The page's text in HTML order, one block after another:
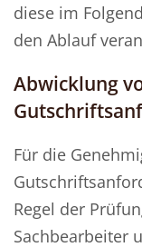
diese im
den Ablauf
Abwicklung
Für die
Regel der
Sachbearbeiter